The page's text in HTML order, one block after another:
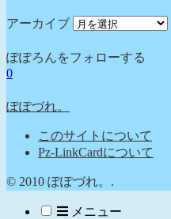
アーカイブ
ぽぽろんをフォローする
0
ぽぽづれ。
このサイトについて
Pz-LinkCardについて
© 2010 ぽぽづれ。.
メニュー